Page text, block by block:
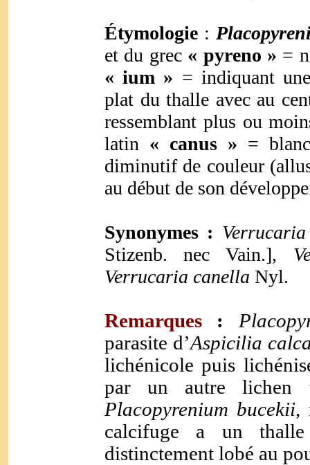
Étymologie :
et du grec « pyreno » =
« ium » = indiquant
plat du thalle avec au
ressemblant plus ou
latin « canus » =
diminutif de couleur
au début de son
Synonymes :
Stizenb. nec Vain.],
Verrucaria canella Nyl.
Remarques :
parasite d’Aspicilia
lichénicole puis
par un autre
Placopyrenium bucekii,
calcifuge a un thalle
distinctement lobé au